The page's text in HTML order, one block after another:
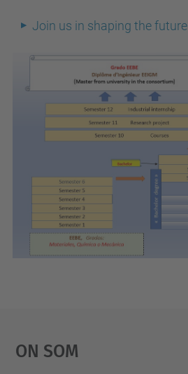
Join us in shaping the future
On Som